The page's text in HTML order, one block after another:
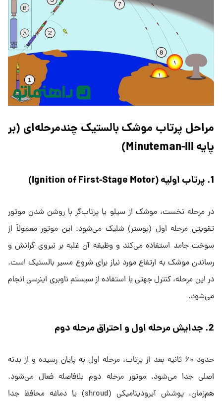
مراحل پرتاب موشک بالستیک چندمرحله‌ای (بر
پایه Minuteman-III)
1. پرتاب اولیه (Ignition of First-Stage Motor)
در مرحله نخست، موشک از سیلو یا پرتاب‌گر با روشن شدن موتور
تقویتی مرحله اول (بوستر) شلیک می‌شود. این موتور معمولاً از
سوخت جامد استفاده می‌کند و وظیفه آن غلبه بر نیروی گرانش و
رساندن موشک به ارتفاع مورد نیاز برای شروع مسیر بالستیک است.
در این مرحله، کنترل جهتی با استفاده از سیستم ناوبری اینرسی انجام
می‌شود.
2. جدایش مرحله اول و احتراق مرحله دوم
حدود ۶۰ ثانیه بعد از پرتاب، مرحله اول به پایان رسیده و از بدنه
اصلی جدا می‌شود. موتور مرحله دوم بلافاصله فعال می‌شود.
هم‌زمان، پوشش آیرودینامیکی (shroud) یا دماغه محافظ جدا